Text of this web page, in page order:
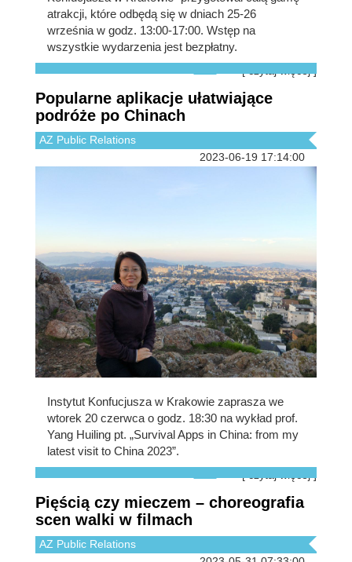
atrakcji, które odbędą się w dniach 25-26
września w godz. 13:00-17:00. Wstęp na
wszystkie wydarzenia jest bezpłatny.
[ czytaj więcej ]
Popularne aplikacje ułatwiające
podróże po Chinach
AZ Public Relations
2023-06-19 17:14:00
Instytut Konfucjusza w Krakowie zaprasza we
wtorek 20 czerwca o godz. 18:30 na wykład prof.
Yang Huiling pt. „Survival Apps in China: from my
latest visit to China 2023”.
Pięścią czy mieczem – choreografia
scen walki w filmach
AZ Public Relations